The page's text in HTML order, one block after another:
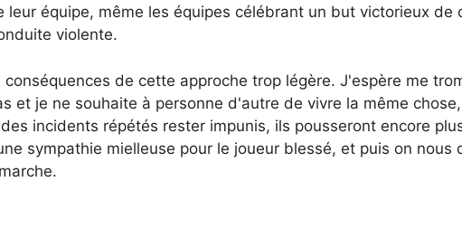
équipe, même les équipes célébrant un but victorieux de
violente.
de cette approche trop légère. J'espère me
et je ne souhaite à personne d'autre de vivre la même
incidents répétés rester impunis, ils pousseront encore
sympathie mielleuse pour le joueur blessé, et puis on nous